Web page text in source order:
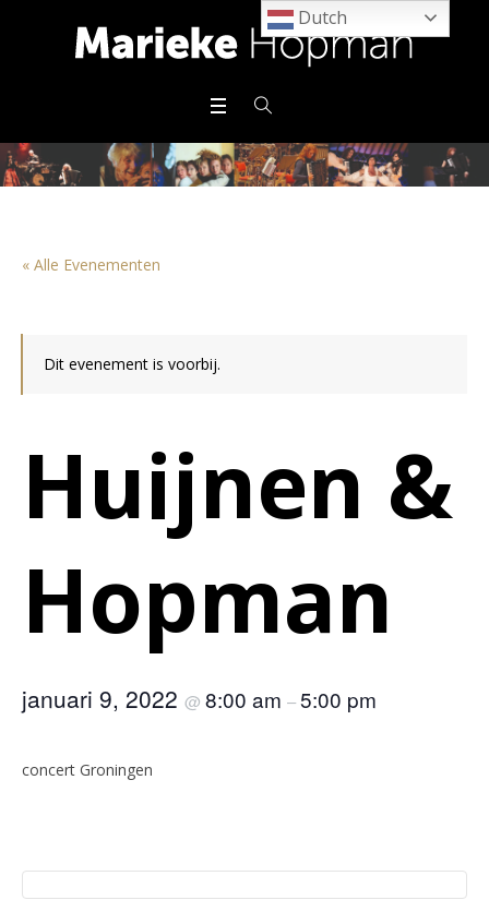
« Alle Evenementen
Dit evenement is voorbij.
Huijnen &
Hopman
januari 9, 2022 @ 8:00 am –5:00 pm
concert Groningen
Dutch